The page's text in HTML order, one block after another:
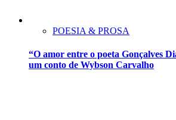
POESIA & PROSA
“O amor entre o poeta Gonçalves
um conto de Wybson Carvalho